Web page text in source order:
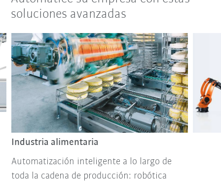
soluciones avanzadas
Industria alimentaria
Automatización inteligente a lo largo de
toda la cadena de producción: robótica